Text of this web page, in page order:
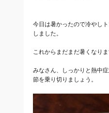
今日は暑かったので冷やし
しました。
これからまだまだ暑くなりま
みなさん、しっかりと熱中
節を乗り切りましょう。